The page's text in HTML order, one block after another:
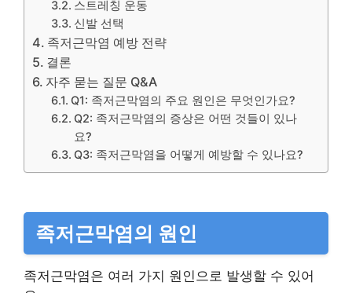
스트레칭 운동
신발 선택
족저근막염 예방 전략
결론
자주 묻는 질문 Q&A
Q1: 족저근막염의 주요 원인은 무엇인가요?
Q2: 족저근막염의 증상은 어떤 것들이 있나
요?
Q3: 족저근막염을 어떻게 예방할 수 있나요?
족저근막염의 원인
족저근막염은 여러 가지 원인으로 발생할 수 있어